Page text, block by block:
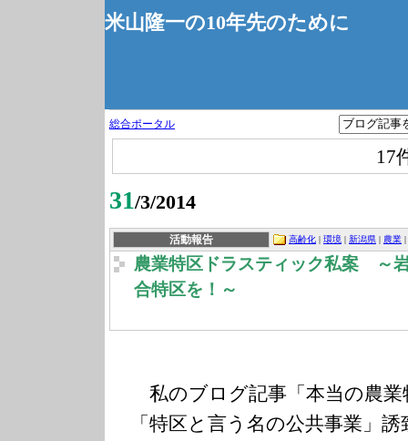
米山隆一の10年先のために
総合ポータル
17
31/3/2014
活動報告 高齢化 | 環境 | 新潟県 | 農業 |
農業特区ドラスティック私案 ～
合特区を！～
私のブログ記事「本当の農
「特区と言う名の公共事業」誘